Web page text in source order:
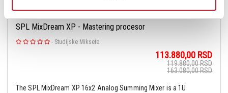
SPL MixDream XP - Mastering procesor
- Studijske Miksete
113.880,00 RSD
119.880,00RSD
163.080,00RSD
The SPL MixDream XP 16x2 Analog Summing Mixer is a 1U